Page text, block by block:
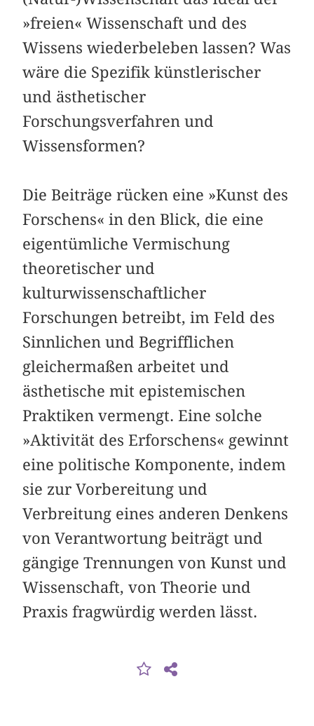
»freien« Wissenschaft und des
Wissens wiederbeleben lassen? Was
wäre die Spezifik künstlerischer
und ästhetischer
Forschungsverfahren und
Wissensformen?
Die Beiträge rücken eine »Kunst des
Forschens« in den Blick, die eine
eigentümliche Vermischung
theoretischer und
kulturwissenschaftlicher
Forschungen betreibt, im Feld des
Sinnlichen und Begrifflichen
gleichermaßen arbeitet und
ästhetische mit epistemischen
Praktiken vermengt. Eine solche
»Aktivität des Erforschens« gewinnt
eine politische Komponente, indem
sie zur Vorbereitung und
Verbreitung eines anderen Denkens
von Verantwortung beiträgt und
gängige Trennungen von Kunst und
Wissenschaft, von Theorie und
Praxis fragwürdig werden lässt.